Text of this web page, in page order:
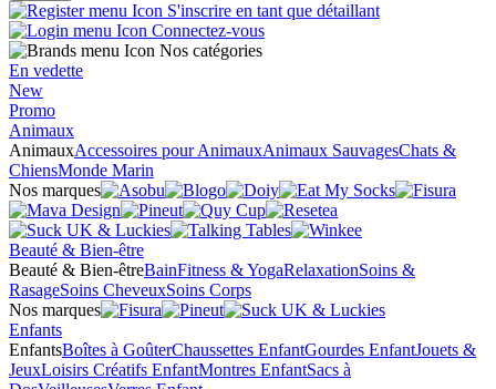
S'inscrire en tant que détaillant
Connectez-vous
Nos catégories
En vedette
New
Promo
Animaux
AnimauxAccessoires pour AnimauxAnimaux SauvagesChats &
ChiensMonde Marin
Nos marques
Beauté & Bien-être
Beauté & Bien-êtreBainFitness & YogaRelaxationSoins &
RasageSoins CheveuxSoins Corps
Nos marques
Enfants
EnfantsBoîtes à GoûterChaussettes EnfantGourdes EnfantJouets &
JeuxLoisirs Créatifs EnfantMontres EnfantSacs à